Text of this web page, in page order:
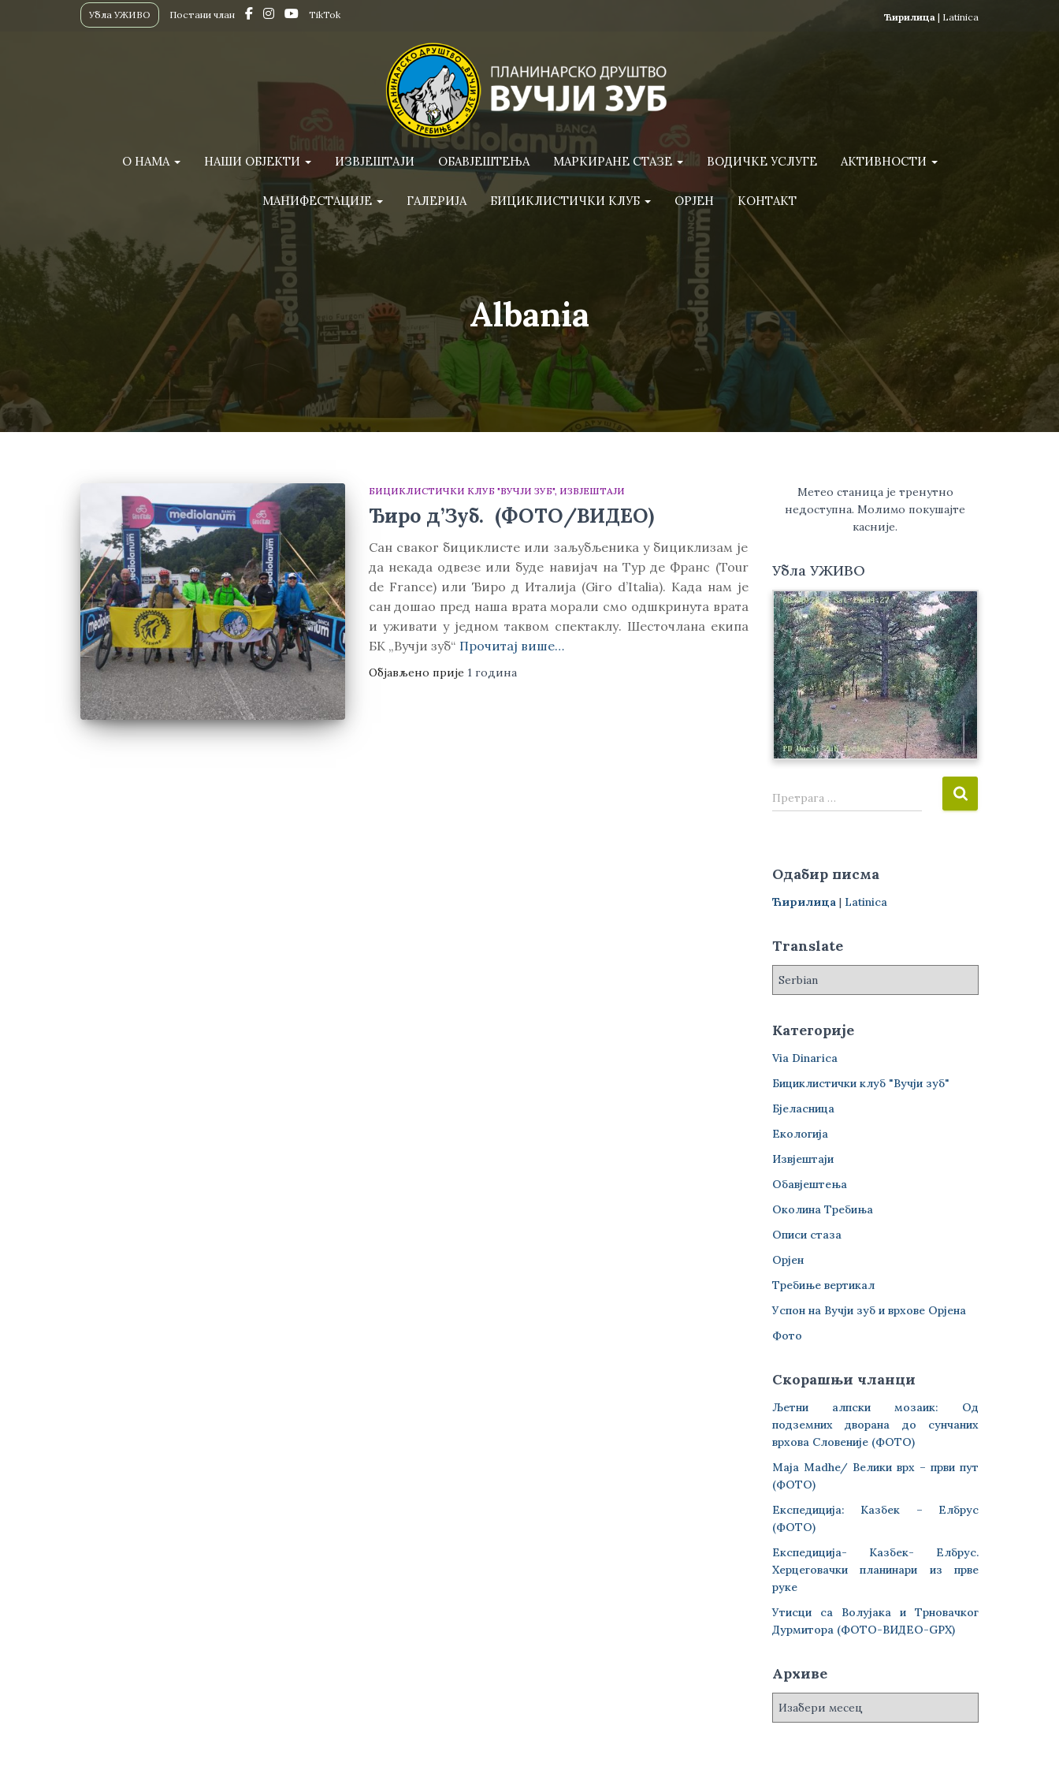
Ћирилица | Latinica
Убла УЖИВО Постани члан TikTok
О НАМА НАШИ ОБЈЕКТИ ИЗВЈЕШТАЈИ ОБАВЈЕШТЕЊА МАРКИРАНЕ СТАЗЕ ВОДИЧКЕ УСЛУГЕ АКТИВНОСТИ
МАНИФЕСТАЦИЈЕ ГАЛЕРИЈА БИЦИКЛИСТИЧКИ КЛУБ ОРЈЕН КОНТАКТ
Albania
БИЦИКЛИСТИЧКИ КЛУБ "ВУЧЈИ ЗУБ" ИЗВЈЕШТАЈИ
Ђиро д’Зуб. (ФОТО/ВИДЕО)
Сан сваког бициклисте или заљубљеника у бициклизам је
да некада одвезе или буде навијач на Тур де Франс (Tour
de France) или Ђиро д Италија (Giro d’Italia). Када нам је
сан дошао пред наша врата морали смо одшкринута врата
и уживати у једном таквом спектаклу. Шесточлана екипа
БК „Вучји зуб“ Прочитај више…
Објављено прије 1 година
Метео станица је тренутно
недоступна. Молимо покушајте
касније.
Убла УЖИВО
П
р
а
г
а
:
Претрага …
Одабир писма
Ћирилица | Latinica
Translate
Категорије
Via Dinarica
Бициклистички клуб "Вучји зуб"
Бјеласница
Екологија
Извјештаји
Обавјештења
Околина Требиња
Описи стаза
Орјен
Требиње вертикал
Успон на Вучји зуб и врхове Орјена
Фото
Скорашњи чланци
Љетни алпски мозаик: Од
подземних дворана до сунчаних
врхова Словеније (ФОТО)
Maja Madhe/ Велики врх – први пут
(ФОТО)
Експедиција: Казбек – Елбрус
(ФОТО)
Експедиција- Казбек- Елбрус.
Херцеговачки планинари из прве
руке
Утисци са Волујака и Трновачког
Дурмитора (ФОТО-ВИДЕО-GPX)
Архиве